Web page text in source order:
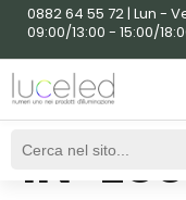
0882 64 55 72 | Lun -
09:00/13:00 - 15:00/
IN-